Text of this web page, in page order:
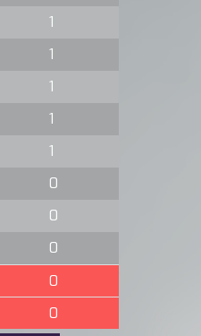
1
1
1
1
1
0
0
0
0
0